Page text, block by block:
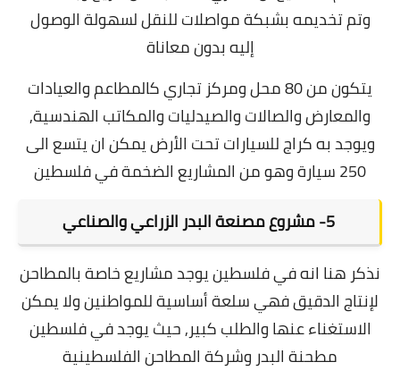
وتم تخديمه بشبكة مواصلات للنقل لسهولة الوصول
إليه بدون معاناة
يتكون من 80 محل ومركز تجاري كالمطاعم والعيادات
والمعارض والصالات والصيدليات والمكاتب الهندسية,
ويوجد به كراج للسيارات تحت الأرض يمكن ان يتسع الى
250 سيارة وهو من المشاريع الضخمة في فلسطين
5- مشروع مصنعة البدر الزراعي والصناعي
نذكر هنا انه في فلسطين يوجد مشاريع خاصة بالمطاحن
لإنتاج الدقيق فهي سلعة أساسية للمواطنين ولا يمكن
الاستغناء عنها والطلب كبير, حيث يوجد في فلسطين
مطحنة البدر وشركة المطاحن الفلسطينية